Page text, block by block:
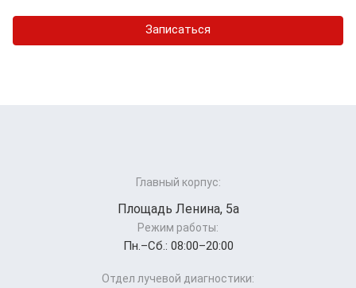
Записаться
Главный корпус:
Площадь Ленина, 5а
Режим работы:
Пн.–Cб.: 08:00–20:00
Отдел лучевой диагностики: